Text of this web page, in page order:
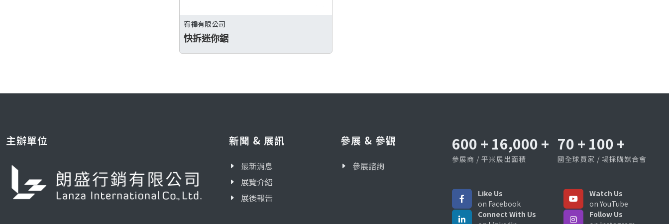
宥禕有限公司
快拆迷你鋸
主辦單位 新聞 & 展訊
最新消息
展覽介紹
展後報告
參展 & 參觀
參展諮詢
600 + 16,000 +
參展商 / 平米展出面積
70 + 100 +
國全球買家 / 場採購媒合會
Like Us
on Facebook
Watch Us
on YouTube
Connect With Us
Follow Us